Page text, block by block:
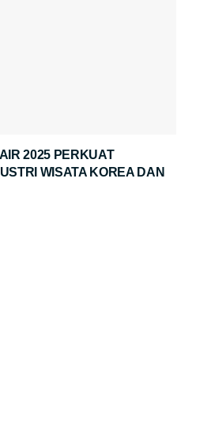
2025 PERKUAT
WISATA KOREA DAN